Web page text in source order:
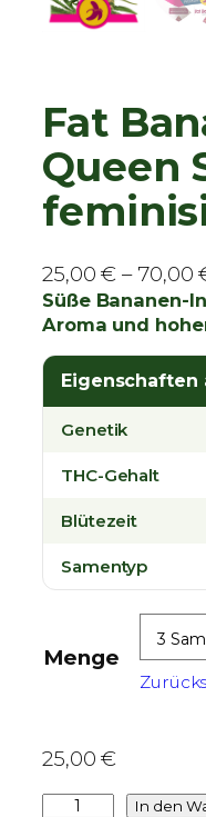
Fat
Queen
25,00€ – 70,00
Süße Bananen-
Aroma und
Genetik
THC-Gehalt
Blütezeit
Samentyp
Menge
25,00€
In den